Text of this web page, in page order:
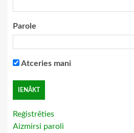
Parole
Atceries mani
Reģistrēties
Aizmirsi paroli